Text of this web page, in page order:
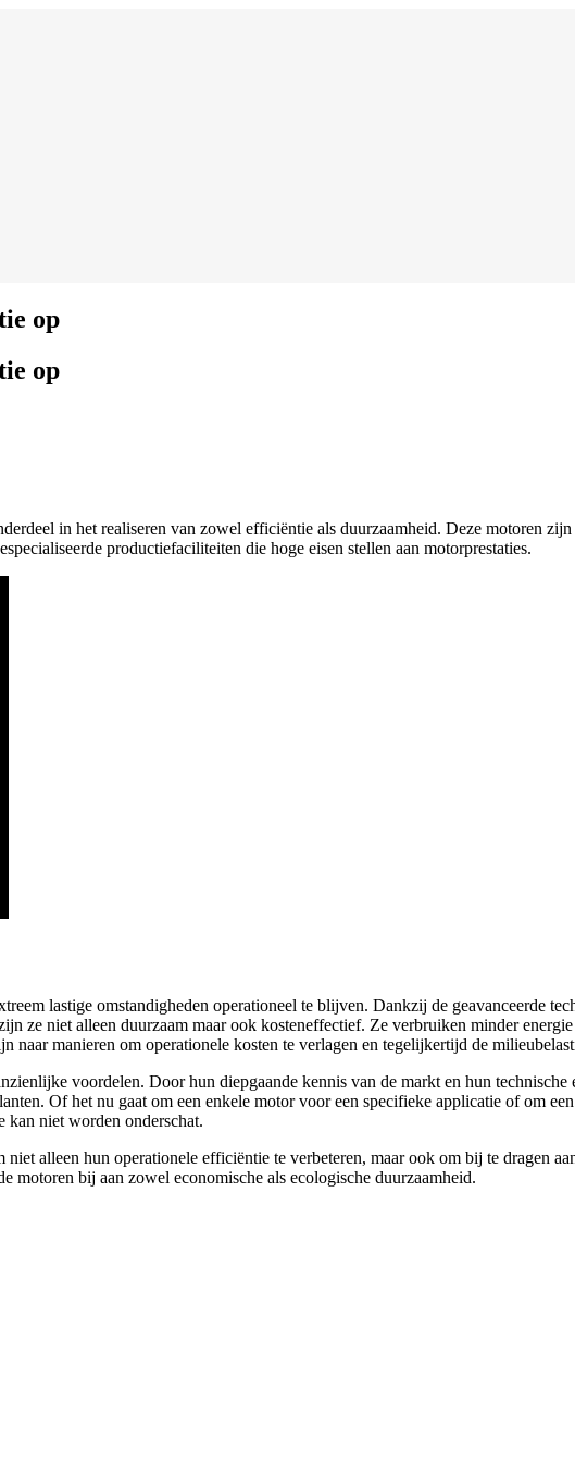
op
op
in het realiseren van zowel efficiëntie als duurzaamheid. Deze motoren
productiefaciliteiten die hoge eisen stellen aan motorprestaties.
lastige omstandigheden operationeel te blijven. Dankzij de geavanceerde
ze niet alleen duurzaam maar ook kosteneffectief. Ze verbruiken minder
manieren om operationele kosten te verlagen en tegelijkertijd de
voordelen. Door hun diepgaande kennis van de markt en hun technische
Of het nu gaat om een enkele motor voor een specifieke applicatie of om
kan niet worden onderschat.
alleen hun operationele efficiëntie te verbeteren, maar ook om bij te dragen
motoren bij aan zowel economische als ecologische duurzaamheid.